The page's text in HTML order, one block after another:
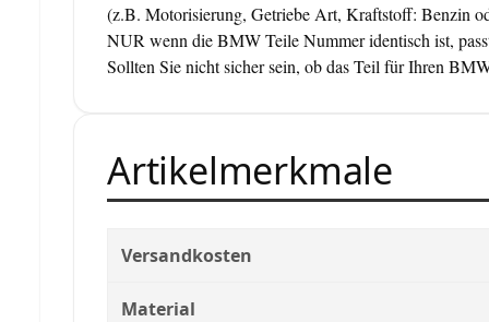
(z.B. Motorisierung, Getriebe Art, Kraftstoff: Benzin
NUR wenn die BMW Teile Nummer identisch ist,
Sollten Sie nicht sicher sein, ob das Teil für Ihren
Artikelmerkmale
Versandkosten
Material